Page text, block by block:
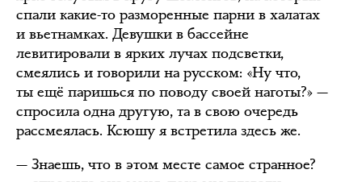
спали какие-то разморенные парни в халатах
и вьетнамках. Девушки в бассейне
левитировали в ярких лучах подсветки,
смеялись и говорили на русском: «Ну что,
ты ещё паришься по поводу своей наготы?» —
спросила одна другую, та в свою очередь
рассмеялась. Ксюшу я встретила здесь же.
— Знаешь, что в этом месте самое странное?